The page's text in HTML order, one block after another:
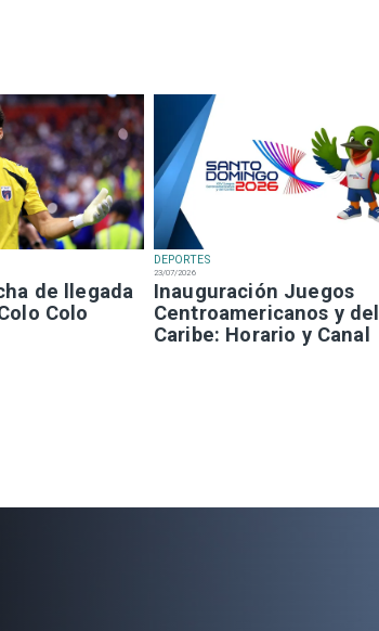
de llegada
Colo
DEPORTES
23/07/2026
Inauguración Juegos
Centroamericanos y del
Caribe: Horario y Canal